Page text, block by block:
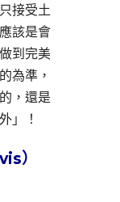
接受土
該是會
到完美
為準，
，還是
」！
）